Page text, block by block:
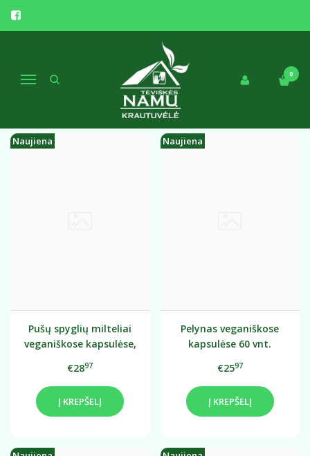
Navigacija
0
ARBATOS ...
Naujiena
Pušų spyglių milteliai
veganiškose kapsulėse,
€2897
Į KREPŠELĮ
Naujiena
Pelynas veganiškose
kapsulėse 60 vnt.
€2597
Į KREPŠELĮ